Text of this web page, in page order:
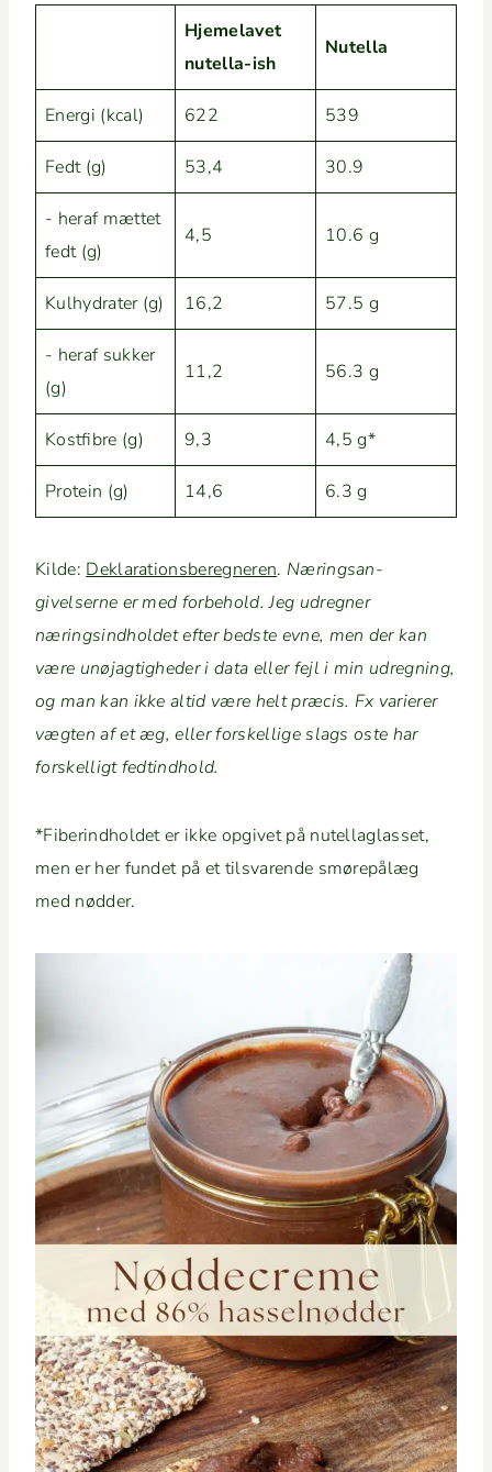
Hjemelavet
nutel­la-ish
Nutel­la
Ener­gi (kcal) 622 539
Fedt (g) 53,4 30.9
- her­af mæt­tet
fedt (g)
4,5 10.6 g
Kul­hy­drater (g) 16,2 57.5 g
- her­af sukker
(g)
11,2 56.3 g
Kost­fi­bre (g) 9,3 4,5 g*
Pro­tein (g) 14,6 6.3 g
Kilde: Dekla­ra­tions­bereg­neren. Næringsan­
givelserne er med for­be­hold. Jeg udreg­n­er
næringsind­hold­et efter bed­ste evne, men der kan
være unø­jagtighed­er i data eller fejl i min udreg­n­ing,
og man kan ikke altid være helt præ­cis. Fx vari­er­er
vægten af et æg, eller forskel­lige slags oste har
forskel­ligt fedtindhold.
*Fiberind­hold­et er ikke opgivet på nutel­la­glas­set,
men er her fun­det på et tilsvarende smørepålæg
med nødder.